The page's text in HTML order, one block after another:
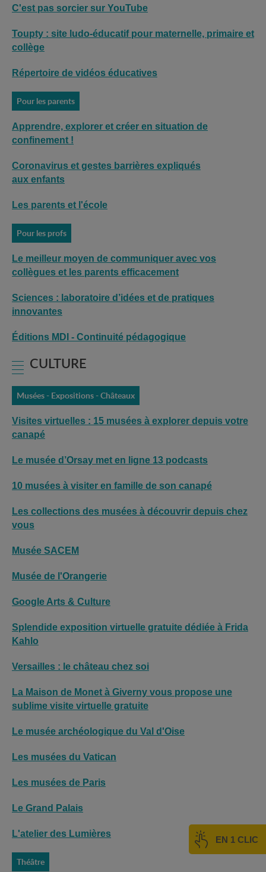
EN 1 CLIC
C'est pas sorcier sur YouTube
Toupty : site ludo-éducatif pour maternelle, primaire et
collège
Répertoire de vidéos éducatives
Pour les parents
Apprendre, explorer et créer en situation de
confinement !
Coronavirus et gestes barrières expliqués
aux enfants
Les parents et l'école
Pour les profs
Le meilleur moyen de communiquer avec vos
collègues et les parents efficacement
Sciences : laboratoire d’idées et de pratiques
innovantes
Éditions MDI - Continuité pédagogique
CULTURE
Musées - Expositions - Châteaux
Visites virtuelles : 15 musées à explorer depuis votre
canapé
Le musée d’Orsay met en ligne 13 podcasts
10 musées à visiter en famille de son canapé
Les collections des musées à découvrir depuis chez
vous
Musée SACEM
Musée de l'Orangerie
Google Arts & Culture
Splendide exposition virtuelle gratuite dédiée à Frida
Kahlo
Versailles : le château chez soi
La Maison de Monet à Giverny vous propose une
sublime visite virtuelle gratuite
Le musée archéologique du Val d'Oise
Les musées du Vatican
Les musées de Paris
Le Grand Palais
L'atelier des Lumières
Théâtre